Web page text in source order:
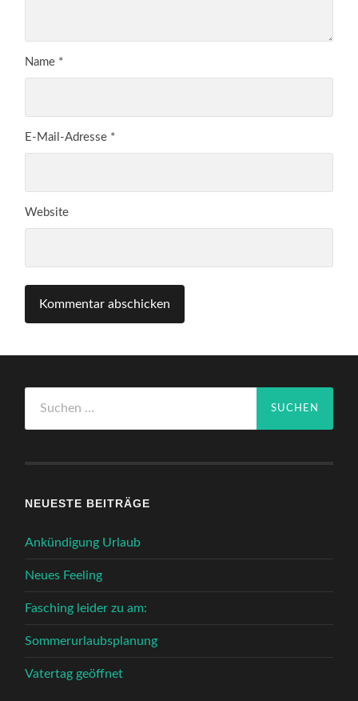
Name *
E-Mail-Adresse *
Website
nach:
NEUESTE BEITRÄGE
Ankündigung Urlaub
Neues Feeling
Fasching leider zu am:
Sommerurlaubsplanung
Vatertag geöffnet